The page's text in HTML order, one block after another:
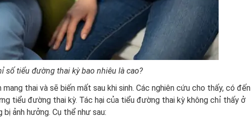
số tiểu đường thai kỳ bao nhiêu là cao?
thai và sẽ biến mất sau khi sinh. Các nghiên cứu cho thấy, có đến
tiểu đường thai kỳ. Tác hại của tiểu đường thai kỳ không chỉ thấy ở
ảnh hưởng. Cụ thể như sau: